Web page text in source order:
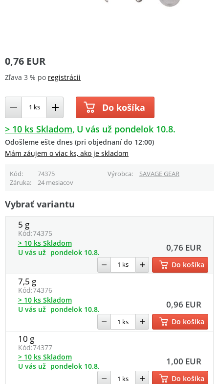
0,76 EUR
Zľava 3 % po registrácii
Do košíka
> 10 ks Skladom U vás už pondelok 10.8.
Odošleme ešte dnes (pri objednaní do 12:00)
Mám záujem o viac ks, ako je skladom
Kód 74375 Výrobca
SAVAGE GEAR
Záruka
24 mesiacov
Vybrať variantu
5 g
Kód:74375
0,76 EUR
> 10 ks Skladom
U vás už pondelok 10.8.
Do košíka
7,5 g
Kód:74376
0,96 EUR
> 10 ks Skladom
U vás už pondelok 10.8.
Do košíka
10 g
Kód:74377
1,00 EUR
> 10 ks Skladom
U vás už pondelok 10.8.
Do košíka